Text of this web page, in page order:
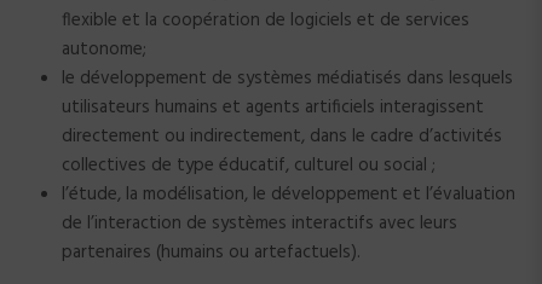
flexible et la coopération de logiciels et de services
autonome;
le développement de systèmes médiatisés dans lesquels
utilisateurs humains et agents artificiels interagissent
directement ou indirectement, dans le cadre d’activités
collectives de type éducatif, culturel ou social ;
l’étude, la modélisation, le développement et l’évaluation
de l’interaction de systèmes interactifs avec leurs
partenaires (humains ou artefactuels).